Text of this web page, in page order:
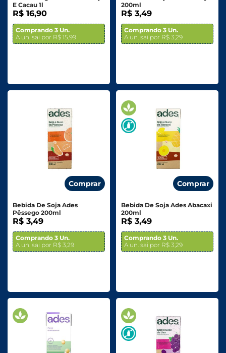
E Cacau 1l
R$ 16,90
Comprando 3 Un.
A un. sai por R$ 15,99
200ml
R$ 3,49
Comprando 3 Un.
A un. sai por R$ 3,29
Comprar
Bebida De Soja Ades
Pêssego 200ml
R$ 3,49
Comprando 3 Un.
A un. sai por R$ 3,29
Comprar
Bebida De Soja Ades Abacaxi
200ml
R$ 3,49
Comprando 3 Un.
A un. sai por R$ 3,29